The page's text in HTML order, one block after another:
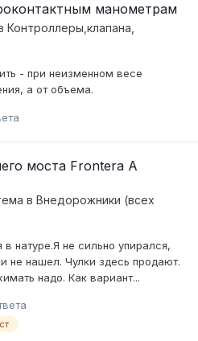
манометрам
Контроллеры,клапана,
- при неизменном весе
а от объема.
моста Frontera A
в Внедорожники (всех
натуре.Я не сильно упирался,
не нашел. Чулки здесь продают.
надо. Как вариант...